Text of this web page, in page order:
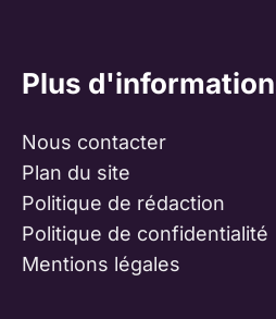
Plus
Nous contacter
Plan du site
Politique de rédaction
Politique de confidentialité
Mentions légales